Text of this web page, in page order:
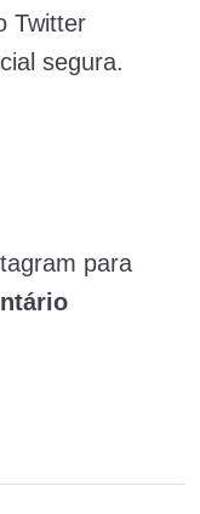
Twitter
segura.
para